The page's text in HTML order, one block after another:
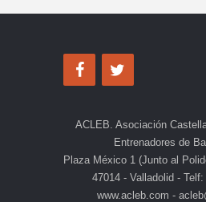
ACLEB. Asociación
Entrenadores de
Plaza México 1 (Junto al
47014 - Valladolid -
www.acleb.com -